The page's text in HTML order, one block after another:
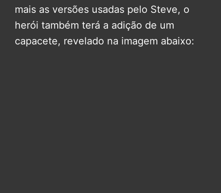
mais as versões usadas pelo Steve, o
herói também terá a adição de um
capacete, revelado na imagem abaixo: